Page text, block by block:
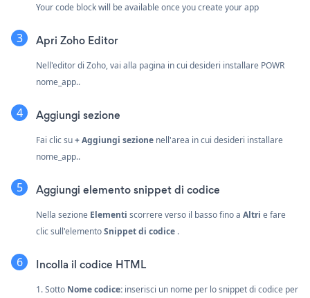
Your code block will be available once you create your app
Apri Zoho Editor
Nell'editor di Zoho, vai alla pagina in cui desideri installare POWR
nome_app..
Aggiungi sezione
Fai clic su+ Aggiungi sezione nell'area in cui desideri installare
nome_app..
Aggiungi elemento snippet di codice
Nella sezione Elementi scorrere verso il basso fino a Altri e fare
clic sull'elementoSnippet di codice .
Incolla il codice HTML
1. Sotto Nome codice: inserisci un nome per lo snippet di codice per